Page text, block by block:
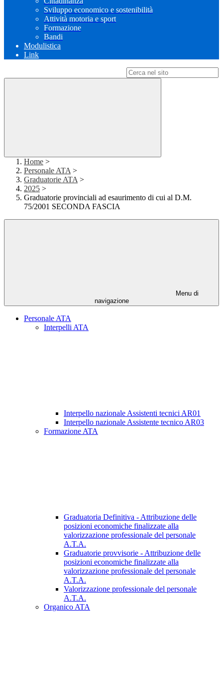
Sviluppo economico e sostenibilità
Attività motoria e sport
Formazione
Bandi
Modulistica
Link
Home >
Personale ATA >
Graduatorie ATA >
2025 >
Graduatorie provinciali ad esaurimento di cui al D.M.
75/2001 SECONDA FASCIA
Menu di
navigazione
Personale ATA
Interpelli ATA
Interpello nazionale Assistenti tecnici AR01
Interpello nazionale Assistente tecnico AR03
Formazione ATA
Graduatoria Definitiva - Attribuzione delle
posizioni economiche finalizzate alla
valorizzazione professionale del personale
A.T.A.
Graduatorie provvisorie - Attribuzione delle
posizioni economiche finalizzate alla
valorizzazione professionale del personale
A.T.A.
Valorizzazione professionale del personale
A.T.A.
Organico ATA